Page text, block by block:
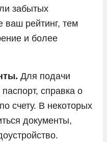
забытых
ваш рейтинг, тем
и более
Для подачи
справка о
счету. В некоторых
документы,